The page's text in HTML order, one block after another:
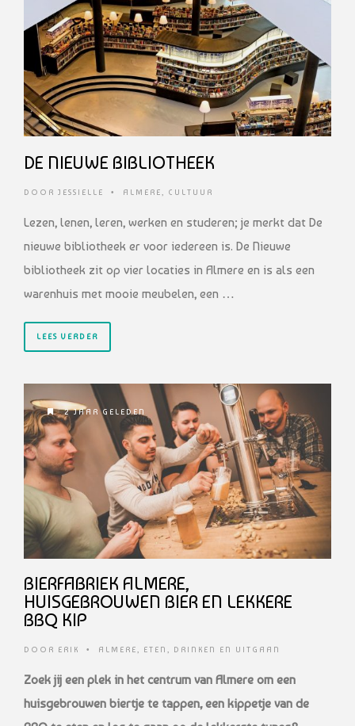
DE NIEUWE BIBLIOTHEEK
DOOR JESSIELLE • ALMERE, CULTUUR
Lezen, lenen, leren, werken en studeren; je merkt dat De
nieuwe bibliotheek er voor iedereen is. De Nieuwe
bibliotheek zit op vier locaties in Almere en is als een
warenhuis met mooie meubelen, een …
LEES VERDER
2 JAAR GELEDEN
BIERFABRIEK ALMERE,
HUISGEBROUWEN BIER EN LEKKERE
BBQ KIP
DOOR ERIK • ALMERE, ETEN, DRINKEN EN UITGAAN
Zoek jij een plek in het centrum van Almere om een
huisgebrouwen biertje te tappen, een kippetje van de